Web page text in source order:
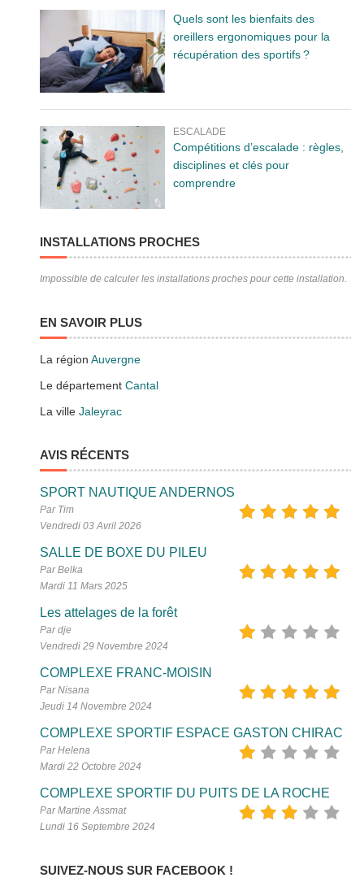
Quels sont les bienfaits des
oreillers ergonomiques pour la
récupération des sportifs ?
ESCALADE
Compétitions d’escalade : règles,
disciplines et clés pour
comprendre
INSTALLATIONS PROCHES
Impossible de calculer les installations proches pour cette installation.
EN SAVOIR PLUS
La régionAuvergne
Le départementCantal
La villeJaleyrac
AVIS RÉCENTS
SPORT NAUTIQUE ANDERNOS
Par Tim
Vendredi 03 Avril 2026
SALLE DE BOXE DU PILEU
Par Belka
Mardi 11 Mars 2025
Les attelages de la forêt
Par dje
Vendredi 29 Novembre 2024
COMPLEXE FRANC-MOISIN
Par Nisana
Jeudi 14 Novembre 2024
COMPLEXE SPORTIF ESPACE GASTON CHIRAC
Par Helena
Mardi 22 Octobre 2024
COMPLEXE SPORTIF DU PUITS DE LA ROCHE
Par Martine Assmat
Lundi 16 Septembre 2024
SUIVEZ-NOUS SUR FACEBOOK !